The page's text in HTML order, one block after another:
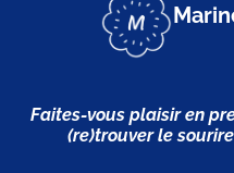
Faites-vous plaisir en
(re)trouver le